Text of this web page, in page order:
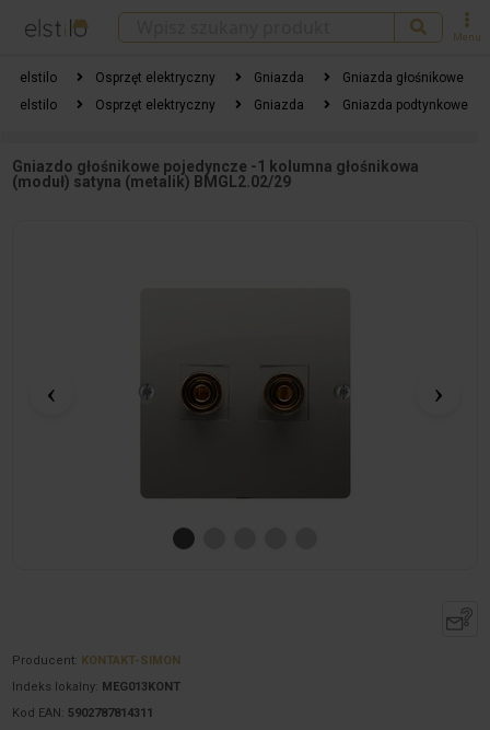
Menu
elstilo Osprzęt elektryczny Gniazda
Gniazda głośnikowe
elstilo
Osprzęt elektryczny Gniazda Gniazda podtynkowe
Gniazdo głośnikowe pojedyncze -1 kolumna głośnikowa
(moduł) satyna (metalik) BMGL2.02/29
Producent: KONTAKT-SIMON
Indeks lokalny: MEG013KONT
Kod EAN: 5902787814311